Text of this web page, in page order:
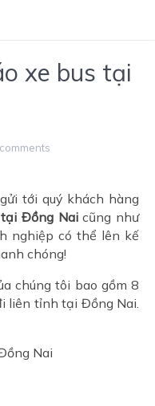
xe bus tại
tới quý khách hàng
tại Đồng Naicũng như
nghiệp có thể lên kế
chóng!
chúng tôi bao gồm 8
liên tỉnh tại Đồng Nai.